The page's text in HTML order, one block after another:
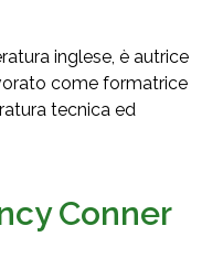
inglese, è autrice
come formatrice
tecnica ed
Conner